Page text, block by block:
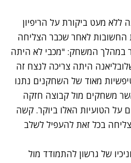
מעט ביקורת על הריפיון
החשובות לאחר שכבר הצליחה
במהלך המשחק: "מכבי לא היתה
היתה צריכה לנצח זה
מאוד של השחקנים נתנו
משחקים מול קבוצה חזקה
על הטועיות האלו ביוקר. קשה
בכל זאת להעפיל לשלב
של גרשון להתמודד מול